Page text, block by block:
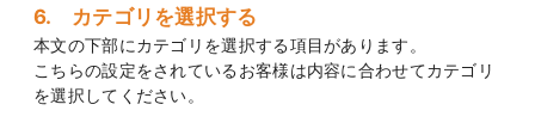
6. カテゴリを選択する
本文の下部にカテゴリを選択する項目があります。
こちらの設定をされているお客様は内容に合わせてカテゴリ
を選択してください。